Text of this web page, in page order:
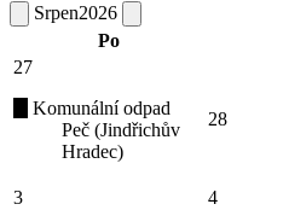
Srpen2026
Po
27
Komunální odpad
Peč (Jindřichův
Hradec)
28
3
4